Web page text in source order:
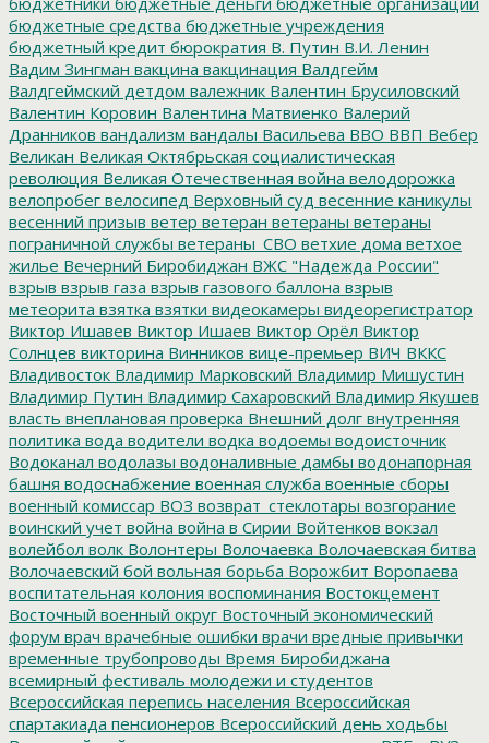
бюджетные средства бюджетные учреждения
бюджетный кредит бюрократия В. Путин В.И. Ленин
Вадим Зингман вакцина вакцинация Валдгейм
Валдгеймский детдом валежник Валентин Брусиловский
Валентин Коровин Валентина Матвиенко Валерий
Дранников вандализм вандалы Васильева ВВО ВВП Вебер
Великан Великая Октябрьская социалистическая
революция Великая Отечественная война велодорожка
велопробег велосипед Верховный суд весенние каникулы
весенний призыв ветер ветеран ветераны ветераны
пограничной службы ветераны_СВО ветхие дома ветхое
жилье Вечерний Биробиджан ВЖС "Надежда России"
взрыв взрыв газа взрыв газового баллона взрыв
метеорита взятка взятки видеокамеры видеорегистратор
Виктор Ишавев Виктор Ишаев Виктор Орёл Виктор
Солнцев викторина Винников вице-премьер ВИЧ ВККС
Владивосток Владимир Марковский Владимир Мишустин
Владимир Путин Владимир Сахаровский Владимир Якушев
власть внеплановая проверка Внешний долг внутренняя
политика вода водители водка водоемы водоисточник
Водоканал водолазы водоналивные дамбы водонапорная
башня водоснабжение военная служба военные сборы
военный комиссар ВОЗ возврат_стеклотары возгорание
воинский учет война война в Сирии Войтенков вокзал
волейбол волк Волонтеры Волочаевка Волочаевская битва
Волочаевский бой вольная борьба Ворожбит Воропаева
воспитательная колония воспоминания Востокцемент
Восточный военный округ Восточный экономический
форум врач врачебные ошибки врачи вредные привычки
временные трубопроводы Время Биробиджана
всемирный фестиваль молодежи и студентов
Всероссийская перепись населения Всероссийская
спартакиада пенсионеров Всероссийский день ходьбы